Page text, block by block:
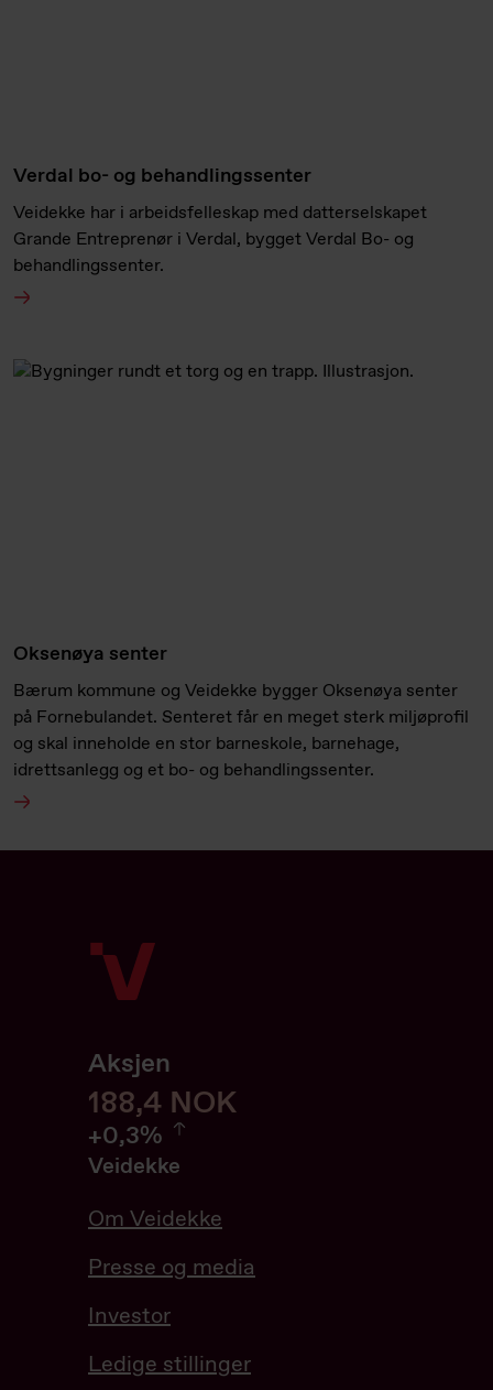
Verdal bo- og behandlingssenter
Veidekke har i arbeidsfelleskap med datterselskapet
Grande Entreprenør i Verdal, bygget Verdal Bo- og
behandlingssenter.
Oksenøya senter
Bærum kommune og Veidekke bygger Oksenøya senter
på Fornebulandet. Senteret får en meget sterk miljøprofil
og skal inneholde en stor barneskole, barnehage,
idrettsanlegg og et bo- og behandlingssenter.
Aksjen
188,6 NOK
+0,3%
0.32%
Veidekke
Om Veidekke
Presse og media
Investor
Ledige stillinger